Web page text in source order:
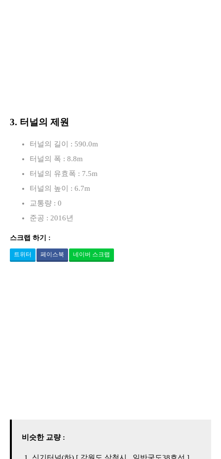
3. 터널의 제원
터널의 길이 : 590.0m
터널의 폭 : 8.8m
터널의 유효폭 : 7.5m
터널의 높이 : 6.7m
교통량 : 0
준공 : 2016년
스크랩 하기 :
트위터 페이스북 네이버 스크랩
비슷한 교량 :